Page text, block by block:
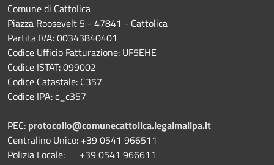
Comune di Cattolica
Piazza Roosevelt 5 - 47841 - Cattolica
Partita IVA: 00343840401
Codice Ufficio Fatturazione: UF5EHE
Codice ISTAT: 099002
Codice Catastale: C357
Codice IPA: c_c357
PEC: protocollo@comunecattolica.legalmailpa.it
Centralino Unico: +39 0541 966511
Polizia Locale: +39 0541 966611